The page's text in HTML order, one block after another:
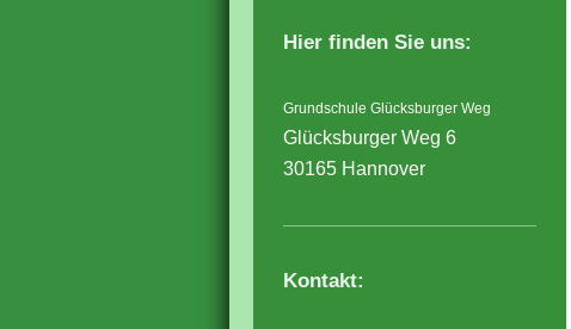
Hier finden Sie uns:
Grundschule Glücksburger Weg
Glücksburger Weg 6
30165 Hannover
Kontakt: